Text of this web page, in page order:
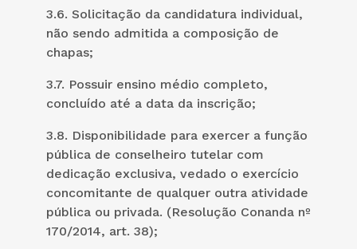
3.6. Solicitação da candidatura individual,
não sendo admitida a composição de
chapas;
3.7. Possuir ensino médio completo,
concluído até a data da inscrição;
3.8. Disponibilidade para exercer a função
pública de conselheiro tutelar com
dedicação exclusiva, vedado o exercício
concomitante de qualquer outra atividade
pública ou privada. (Resolução Conanda nº
170/2014, art. 38);